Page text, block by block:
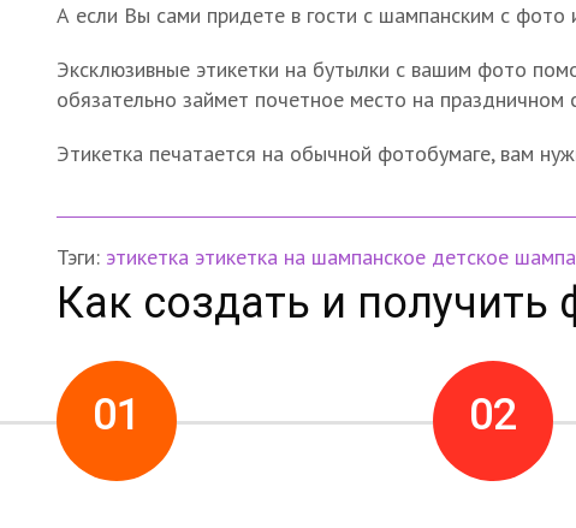
А если Вы сами придете в гости с шампанским с
Эксклюзивные этикетки на бутылки с вашим фото
обязательно займет почетное место на праздничном
Этикетка печатается на обычной фотобумаге, вам
Тэги: этикетка этикетка на шампанское детское
Как создать и получить
01 02